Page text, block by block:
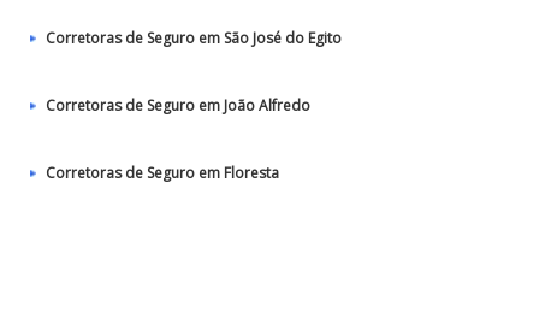
Corretoras de Seguro em São José do Egito
Corretoras de Seguro em João Alfredo
Corretoras de Seguro em Floresta